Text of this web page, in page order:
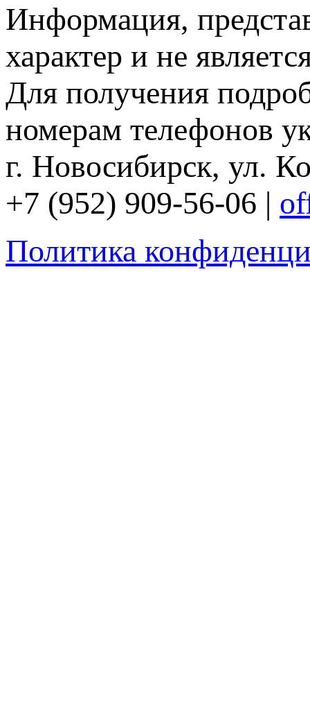
Информация,
характер и не
Для получения
номерам телефонов
г. Новосибирск, ул.
+7 (952) 909-56-06 |
Политика